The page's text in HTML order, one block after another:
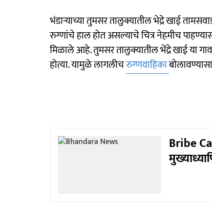
भंडाऱ्याच्या तुमसर तालुक्यातील भेद्रे खाई
रुग्णांचे हाल होत असल्याचे चित्र नेहमीच
मिळाले आहे. तुमसर तालुक्यातील भेंद्रे खाई या
होत्या. यामुळे लागलीचरुग्णवाहिका
Bribe